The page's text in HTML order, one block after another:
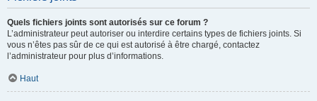
Quels fichiers joints sont autorisés sur ce forum ?
L’administrateur peut autoriser ou interdire certains types de fichiers joints. Si
vous n’êtes pas sûr de ce qui est autorisé à être chargé, contactez
l’administrateur pour plus d’informations.
Haut